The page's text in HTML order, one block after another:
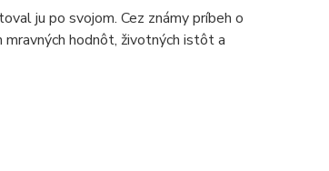
ju po svojom. Cez známy príbeh o
hodnôt, životných istôt a